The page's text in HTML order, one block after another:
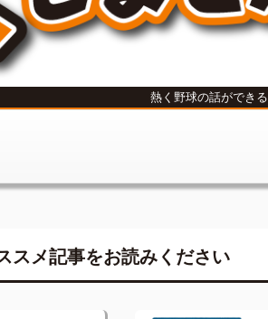
熱く野球の話ができる
スメ記事をお読みください